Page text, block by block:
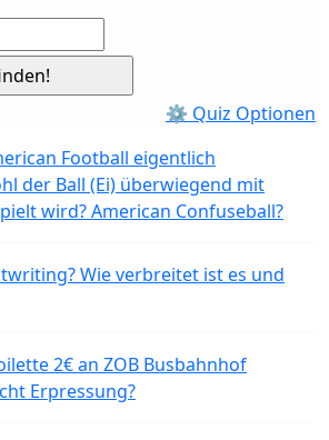
⚙ Quiz Optionen
Football eigentlich
der Ball (Ei) überwiegend mit
wird? American Confuseball?
Wie verbreitet ist es und
2€ an ZOB Busbahnhof
Erpressung?